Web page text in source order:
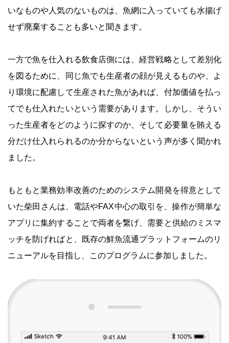
いなものや人気のないものは、魚網に入っていても水揚げ
せず廃棄することも多いと聞きます。
一方で魚を仕入れる飲食店側には、経営戦略として差別化
を図るために、同じ魚でも生産者の顔が見えるものや、よ
り環境に配慮して生産された魚があれば、付加価値を払っ
てでも仕入れたいという需要があります。しかし、そうい
った生産者をどのように探すのか、そして必要量を賄える
分だけ仕入れられるのか分からないという声が多く聞かれ
ました。
もともと業務効率改善のためのシステム開発を得意として
いた柴田さんは、電話やFAX中心の取引を、操作が簡単な
アプリに集約することで両者を繋げ、需要と供給のミスマ
ッチを防げればと、既存の鮮魚流通プラットフォームのリ
ニューアルを目指し、このプログラムに参加しました。